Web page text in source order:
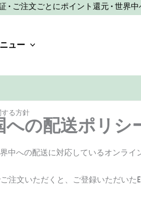
注文ごとにポイント還元 • 世界
ュー
る方針
への配送ポリシ
中への配送に対応しているオンライ
注文いただくと、ご登録いただい